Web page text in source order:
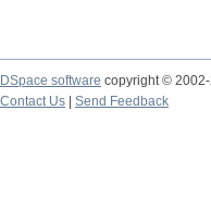
DSpace software copyright ©
Contact Us
Send Feedback